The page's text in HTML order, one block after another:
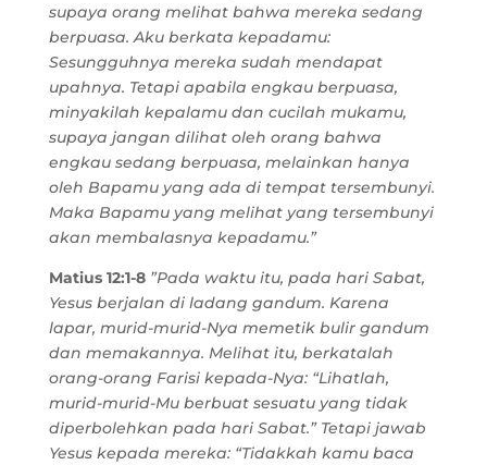
supaya orang melihat bahwa mereka sedang
berpuasa. Aku berkata kepadamu:
Sesungguhnya mereka sudah mendapat
upahnya. Tetapi apabila engkau berpuasa,
minyakilah kepalamu dan cucilah mukamu,
supaya jangan dilihat oleh orang bahwa
engkau sedang berpuasa, melainkan hanya
oleh Bapamu yang ada di tempat tersembunyi.
Maka Bapamu yang melihat yang tersembunyi
akan membalasnya kepadamu.”
Matius 12:1-8 ”Pada waktu itu, pada hari Sabat,
Yesus berjalan di ladang gandum. Karena
lapar, murid-murid-Nya memetik bulir gandum
dan memakannya. Melihat itu, berkatalah
orang-orang Farisi kepada-Nya: “Lihatlah,
murid-murid-Mu berbuat sesuatu yang tidak
diperbolehkan pada hari Sabat.” Tetapi jawab
Yesus kepada mereka: “Tidakkah kamu baca